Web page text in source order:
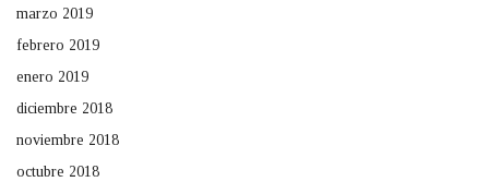
marzo 2019
febrero 2019
enero 2019
diciembre 2018
noviembre 2018
octubre 2018